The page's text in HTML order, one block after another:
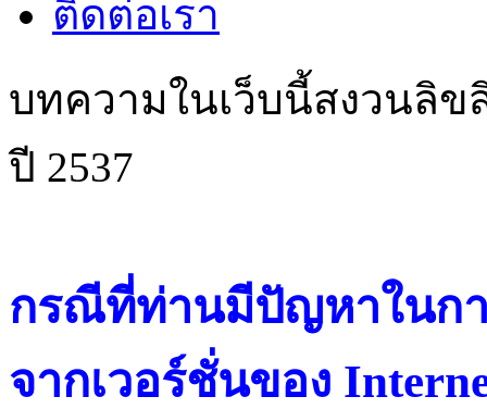
ติดต่อเรา
บทความในเว็บนี้สงวนลิ
ปี 2537
กรณีที่ท่านมีปัญหาในกา
จากเวอร์ชั่นของ